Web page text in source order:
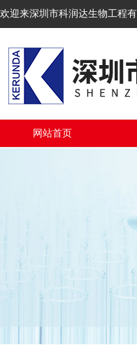
欢迎来深圳市科润达生物工程
网站首页